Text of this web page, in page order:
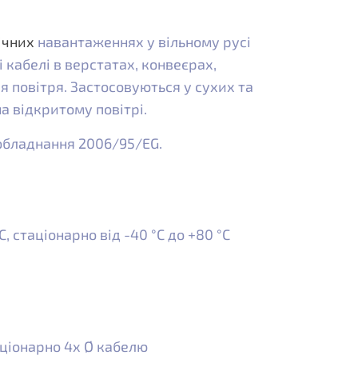
навантаженнях у вільному русі
в верстатах, конвеєрах,
Застосовуються у сухих та
відкритому повітрі.
2006/95/EG.
стаціонарно від -40 °C до +80 °C
4x Ø кабелю